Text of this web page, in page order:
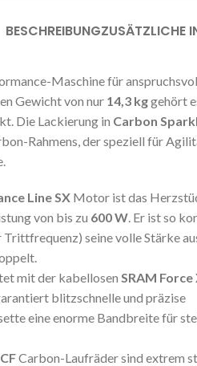
BESCHREIBUNGZUSÄTZLICHE
Maschine für
Gewicht von nur 14,3 kggehört
Die Lackierung in Carbon
Rahmens, der speziell für
Line SX Motor ist das
von bis zu 600 W. Er ist so
seine volle Stärke
mit der kabellosen SRAM Force
blitzschnelle und präzise
eine enorme Bandbreite für
Carbon-Laufräder sind extrem